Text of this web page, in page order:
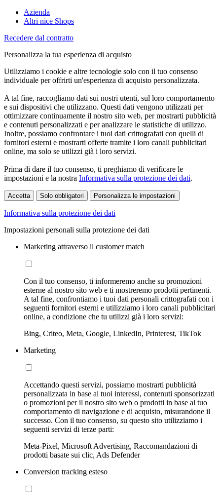
Azienda
Altri nice Shops
Recedere dal contratto
Personalizza la tua esperienza di acquisto
Utilizziamo i cookie e altre tecnologie solo con il tuo consenso
individuale per offrirti un'esperienza di acquisto personalizzata.
A tal fine, raccogliamo dati sui nostri utenti, sul loro comportamento
e sui dispositivi che utilizzano. Questi dati vengono utilizzati per
ottimizzare continuamente il nostro sito web, per mostrarti pubblicità
e contenuti personalizzati e per analizzare le statistiche di utilizzo.
Inoltre, possiamo confrontare i tuoi dati crittografati con quelli di
fornitori esterni e mostrarti offerte tramite i loro canali pubblicitari
online, ma solo se utilizzi già i loro servizi.
Prima di dare il tuo consenso, ti preghiamo di verificare le
impostazioni e la nostra Informativa sulla protezione dei dati.
Accetta Solo obbligatori Personalizza le impostazioni
Informativa sulla protezione dei dati
Impostazioni personali sulla protezione dei dati
Marketing attraverso il customer match
Con il tuo consenso, ti informeremo anche su promozioni
esterne al nostro sito web e ti mostreremo prodotti pertinenti.
A tal fine, confrontiamo i tuoi dati personali crittografati con i
seguenti fornitori esterni e utilizziamo i loro canali pubblicitari
online, a condizione che tu utilizzi già i loro servizi:
Bing, Criteo, Meta, Google, LinkedIn, Printerest, TikTok
Marketing
Accettando questi servizi, possiamo mostrarti pubblicità
personalizzata in base ai tuoi interessi, contenuti sponsorizzati
o promozioni per il nostro sito web o prodotti in base al tuo
comportamento di navigazione e di acquisto, misurandone il
successo. Con il tuo consenso, su questo sito utilizziamo i
seguenti servizi di terze parti:
Meta-Pixel, Microsoft Advertising, Raccomandazioni di
prodotti basate sui clic, Ads Defender
Conversion tracking esteso